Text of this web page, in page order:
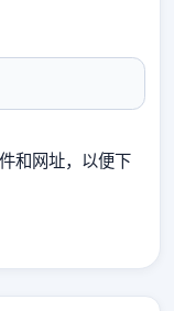
和网址，以便下